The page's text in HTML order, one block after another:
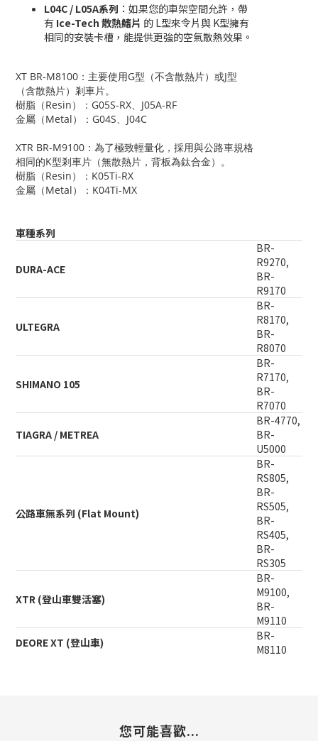
L04C / L05A系列 ：如果您的車架空間允許，帶
有 Ice-Tech 散熱鰭片 的 L型來令片與 K型擁有
相同的安裝卡槽，能提供更強的空氣散熱效果。
XT BR-M8100：主要使用G型（不含散熱片）或J型
（含散熱片）剎車片。
樹脂（Resin）：G05S-RX、J05A-RF
金屬（Metal）：G04S、J04C
XTR BR-M9100：為了極致輕量化，採用與公路車規格
相同的K型剎車片（無散熱片，背板為鈦合金）。
樹脂（Resin）：K05Ti-RX
金屬（Metal）：K04Ti-MX
車種系列
DURA-ACE
BR-
R9270,
BR-
R9170
ULTEGRA
BR-
R8170,
BR-
R8070
SHIMANO 105
BR-
R7170,
BR-
R7070
TIAGRA / METREA
BR-4770,
BR-
U5000
公路車無系列 (Flat Mount)
BR-
RS805,
BR-
RS505,
BR-
RS405,
BR-
RS305
XTR (登山車雙活塞)
BR-
M9100,
BR-
M9110
DEORE XT (登山車)
BR-
M8110
您可能喜歡...